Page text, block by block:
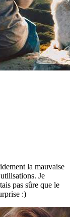
la mauvaise
Je
pas sûre que le
:)